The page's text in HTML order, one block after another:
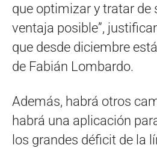
que optimizar y tratar de
ventaja posible”,
que desde diciembre
de Fabián Lombardo.
Además, habrá otros
habrá una aplicación
los grandes déficit de la